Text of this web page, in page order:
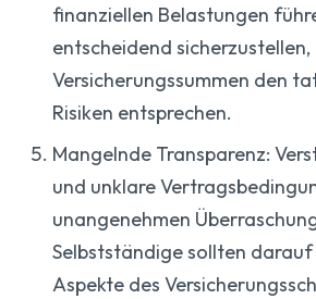
finanziellen Belastungen
entscheidend sicherzustellen,
Versicherungssummen den
Risiken entsprechen.
Mangelnde Transparenz:
und unklare
unangenehmen
Selbstständige sollten
Aspekte des